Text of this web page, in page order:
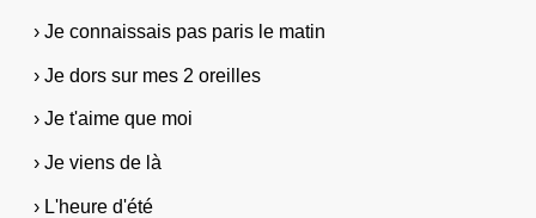
› Je connaissais pas paris le matin
› Je dors sur mes 2 oreilles
› Je t'aime que moi
› Je viens de là
› L'heure d'été